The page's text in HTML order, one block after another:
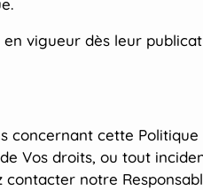
vigueur dès leur
concernant cette Politique
Vos droits, ou tout
notre